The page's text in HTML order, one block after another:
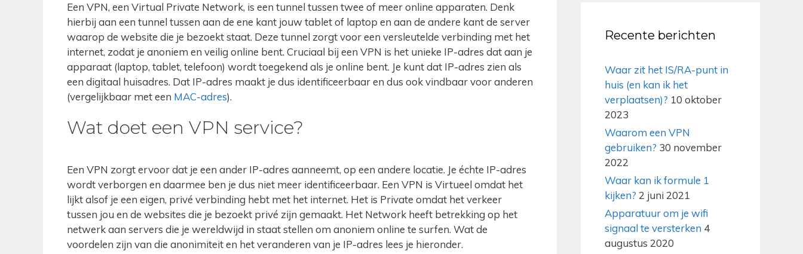
Een VPN, een Virtual Private Network, is een tunnel tussen twee of meer online apparaten. Denk
hierbij aan een tunnel tussen aan de ene kant jouw tablet of laptop en aan de andere kant de server
waarop de website die je bezoekt staat. Deze tunnel zorgt voor een versleutelde verbinding met het
internet, zodat je anoniem en veilig online bent. Cruciaal bij een VPN is het unieke IP-adres dat aan je
apparaat (laptop, tablet, telefoon) wordt toegekend als je online bent. Je kunt dat IP-adres zien als
een digitaal huisadres. Dat IP-adres maakt je dus identificeerbaar en dus ook vindbaar voor anderen
(vergelijkbaar met een MAC-adres).
Wat doet een VPN service?
Een VPN zorgt ervoor dat je een ander IP-adres aanneemt, op een andere locatie. Je échte IP-adres
wordt verborgen en daarmee ben je dus niet meer identificeerbaar. Een VPN is Virtueel omdat het
lijkt alsof je een eigen, privé verbinding hebt met het internet. Het is Private omdat het verkeer
tussen jou en de websites die je bezoekt privé zijn gemaakt. Het Network heeft betrekking op het
netwerk aan servers die je wereldwijd in staat stellen om anoniem online te surfen. Wat de
voordelen zijn van die anonimiteit en het veranderen van je IP-adres lees je hieronder.
Recente berichten
Waar zit het IS/RA-punt in
huis (en kan ik het
verplaatsen)? 10 oktober
2023
Waarom een VPN
gebruiken? 30 november
2022
Waar kan ik formule 1
kijken? 2 juni 2021
Apparatuur om je wifi
signaal te versterken 4
augustus 2020